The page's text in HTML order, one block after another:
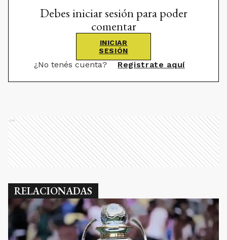
Debes iniciar sesión para poder
comentar
INICIAR
SESIÓN
¿No tenés cuenta? Registrate aquí
Ads
RELACIONADAS